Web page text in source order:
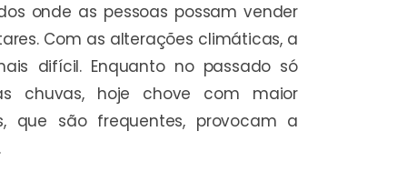
onde as pessoas possam vender
Com as alterações climáticas, a
difícil. Enquanto no passado só
chuvas, hoje chove com maior
que são frequentes, provocam a